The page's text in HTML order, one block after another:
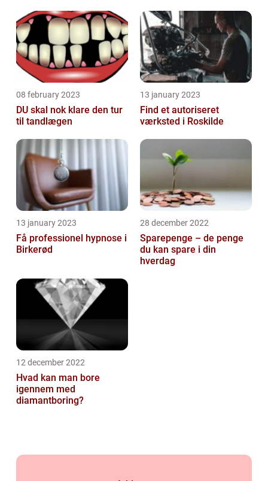
08 february 2023
DU skal nok klare den tur
til tandlægen
13 january 2023
Find et autoriseret
værksted i Roskilde
13 january 2023
Få professionel hypnose i
Birkerød
28 december 2022
Sparepenge – de penge
du kan spare i din
hverdag
12 december 2022
Hvad kan man bore
igennem med
diamantboring?